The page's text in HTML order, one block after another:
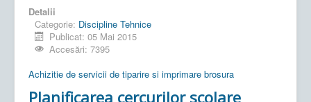
Detalii
Categorie: Discipline Tehnice
Publicat: 05 Mai 2015
Accesări: 7395
Achizitie de servicii de tiparire si imprimare brosura
Planificarea cercurilor scolare